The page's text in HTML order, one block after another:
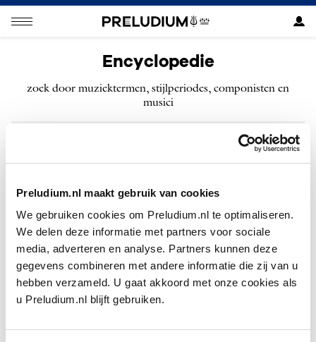
Preludium.nl maakt gebruik van cookies
We gebruiken cookies om Preludium.nl te optimaliseren.
We delen deze informatie met partners voor sociale
media, adverteren en analyse. Partners kunnen deze
gegevens combineren met andere informatie die zij van u
hebben verzameld. U gaat akkoord met onze cookies als
u Preludium.nl blijft gebruiken.
Encyclopedie
zoek door muziektermen, stijlperiodes, componisten en
musici
ZOEKEN
Geen resultaten gevonden voor “”.